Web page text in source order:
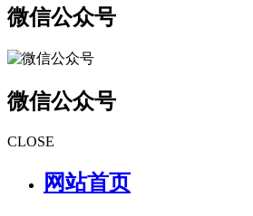
微信公众号
微信公众号
CLOSE
网站首页